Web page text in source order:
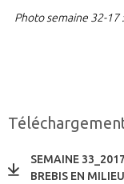
Photo semaine 32-17
SEMAINE
BREBIS EN